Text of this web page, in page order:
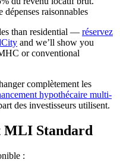
dépenses raisonnables
than residential — réservez
and we’ll show you
or conventional
complètement les
hypothécaire multi-
des investisseurs utilisent.
MLI Standard
: